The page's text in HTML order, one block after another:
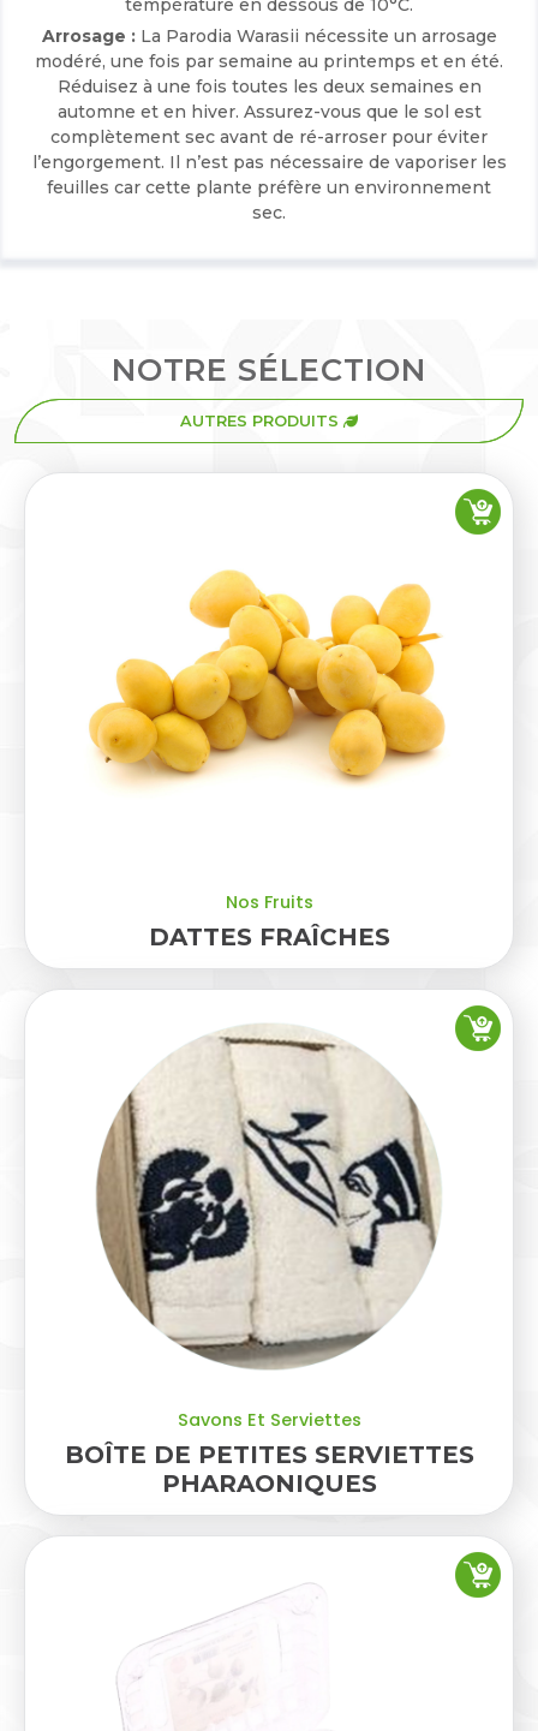
température en dessous de 10°C.
Arrosage :La Parodia Warasii nécessite un arrosage
modéré, une fois par semaine au printemps et en été.
Réduisez à une fois toutes les deux semaines en
automne et en hiver. Assurez-vous que le sol est
complètement sec avant de ré-arroser pour éviter
l’engorgement. Il n’est pas nécessaire de vaporiser les
feuilles car cette plante préfère un environnement
sec.
NOTRE SÉLECTION
AUTRES PRODUITS
Nos Fruits
DATTES FRAÎCHES
Savons Et Serviettes
BOÎTE DE PETITES SERVIETTES
PHARAONIQUES